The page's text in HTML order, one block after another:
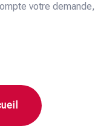
votre